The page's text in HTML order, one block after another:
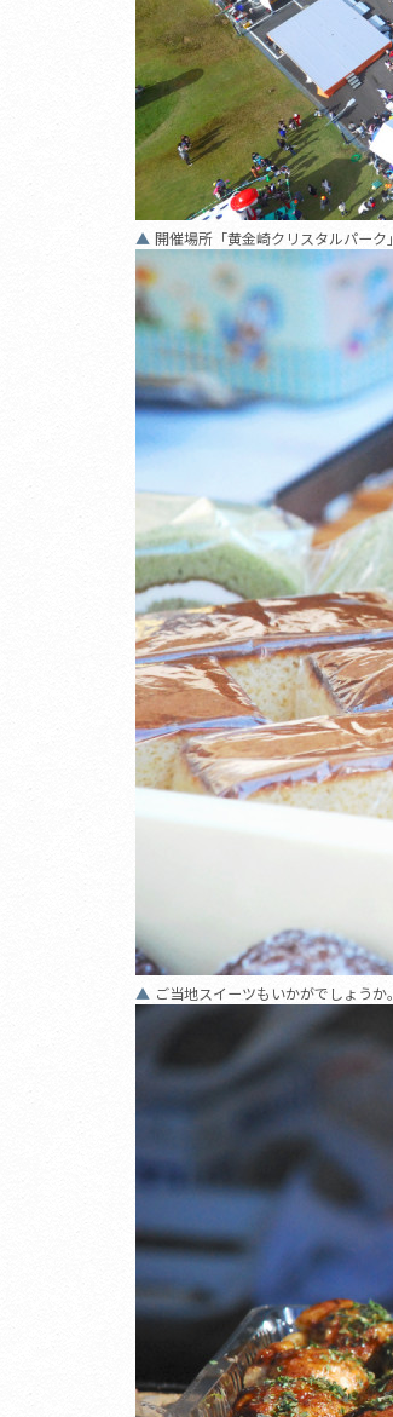
開催場所「黄金崎クリスタルパーク」
ご当地スイーツもいかがでしょうか。